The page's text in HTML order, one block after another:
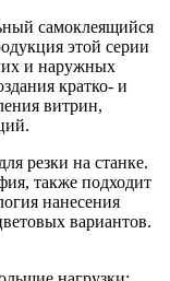
самоклеящийся
этой серии
и наружных
кратко- и
витрин,
резки на станке.
также подходит
нанесения
вариантов.